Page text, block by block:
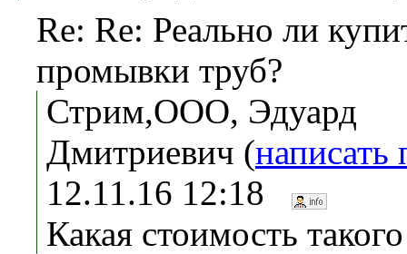
Re: Re: Реально ли
промывки труб?
Стрим,OOO, Эдуард
Дмитриевич (написать
12.11.16 12:18
Какая стоимость